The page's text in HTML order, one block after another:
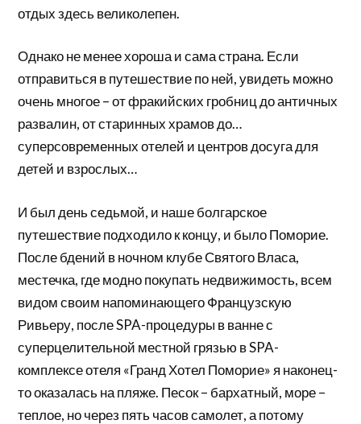
отдых здесь великолепен.
Однако не менее хороша и сама страна. Если
отправиться в путешествие по ней, увидеть можно
очень многое – от фракийских гробниц до античных
развалин, от старинных храмов до…
суперсовременных отелей и центров досуга для
детей и взрослых…
И был день седьмой, и наше болгарское
путешествие подходило к концу, и было Поморие.
После бдений в ночном клубе Святого Власа,
местечка, где модно покупать недвижимость, всем
видом своим напоминающего Французскую
Ривьеру, после SPA-процедуры в ванне с
суперцелительной местной грязью в SPA-
комплексе отеля «Гранд Хотел Поморие» я наконец-
то оказалась на пляже. Песок – бархатный, море –
теплое, но через пять часов самолет, а потому